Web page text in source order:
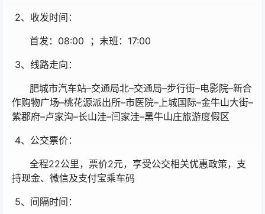
2、收发时间：
首发：08:00 ；末班：17:00
3、线路走向：
肥城市汽车站–交通局北–交通局–步行街–电影院–新合
作购物广场–桃花源派出所–市医院–上城国际–金牛山大街–
紫郡府–卢家沟–长山洼–闫家洼–黑牛山庄旅游度假区
4、公交票价：
全程22公里，票价2元，享受公交相关优惠政策，支
持现金、微信及支付宝乘车码
5、间隔时间：